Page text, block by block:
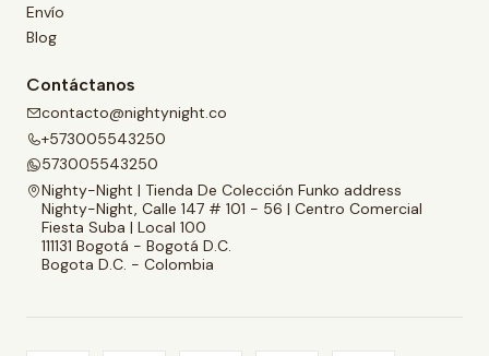
Envío
Blog
Contáctanos
contacto@nightynight.co
+573005543250
573005543250
Nighty-Night | Tienda De Colección Funko address
Nighty-Night, Calle 147 # 101 - 56 | Centro Comercial
Fiesta Suba | Local 100
111131 Bogotá - Bogotá D.C.
Bogota D.C. - Colombia